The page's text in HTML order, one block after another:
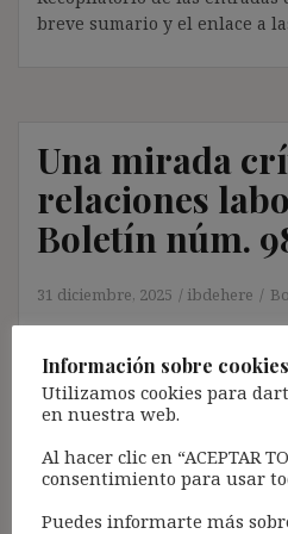
breve sumario y el enlace a
Una mirada
relaciones
Boletín núm.
31 diciembre, 2025 ibdehere
breve sumario y el enlace a
Una mirada
Información sobre cookies
Utilizamos cookies para
en nuestra web.
Al hacer clic en “ACEPTAR
consentimiento para usar
Puedes informarte más